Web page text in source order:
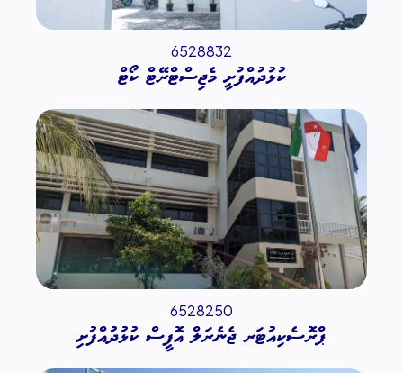
6528832
ކުޅުދުއްފުށީ މެޖިސްޓްރޭޓް ކޯޓް
6528250
ޕްރޮސެކިއުޓަރ ޖެނެރަލް އޮފީސް ކުޅުދުއްފުށި